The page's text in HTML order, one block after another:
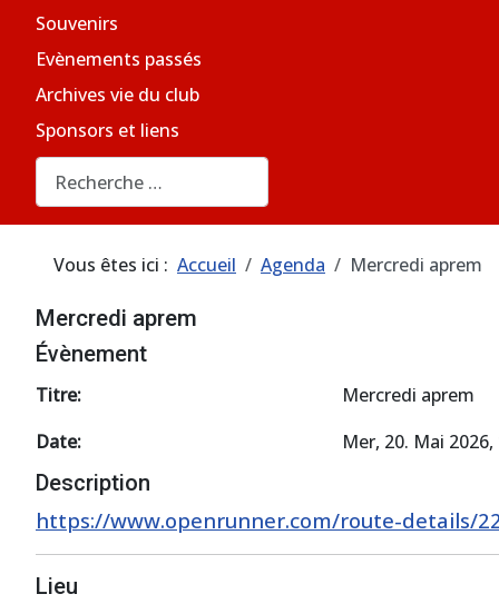
Souvenirs
Evènements passés
Archives vie du club
Sponsors et liens
Rechercher
Vous êtes ici : Accueil Agenda Mercredi aprem
Mercredi aprem
Évènement
Titre:
Mercredi aprem
Date:
Mer, 20. Mai 2026,
Description
https://www.openrunner.com/route-details/
Lieu